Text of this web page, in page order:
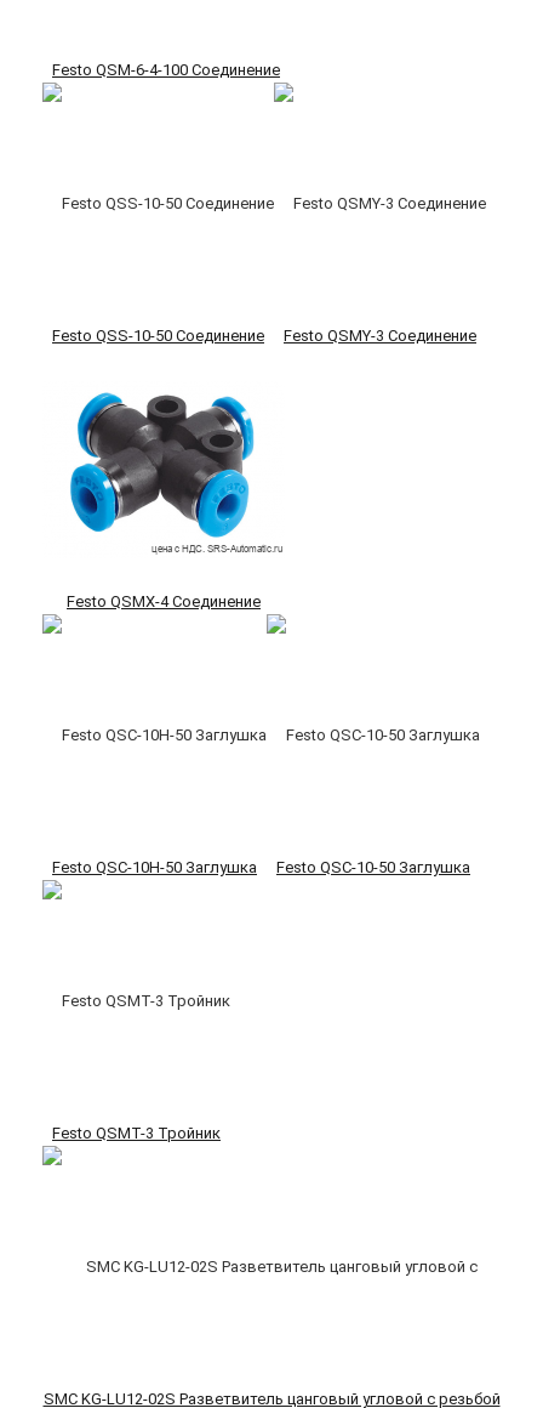
Festo QSM-6-4-100 Соединение
Festo QSS-10-50 Соединение Festo QSMY-3 Соединение
Festo QSMX-4 Соединение
Festo QSC-10H-50 Заглушка Festo QSC-10-50 Заглушка
Festo QSMT-3 Тройник
SMC KG-LU12-02S Разветвитель цанговый угловой с резьбой